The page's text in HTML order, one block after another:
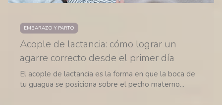
Acople de lactancia: cómo lograr un
agarre correcto desde el primer día
EMBARAZO Y PARTO
El acople de lactancia es la forma en que la boca de
tu guagua se posiciona sobre el pecho materno...